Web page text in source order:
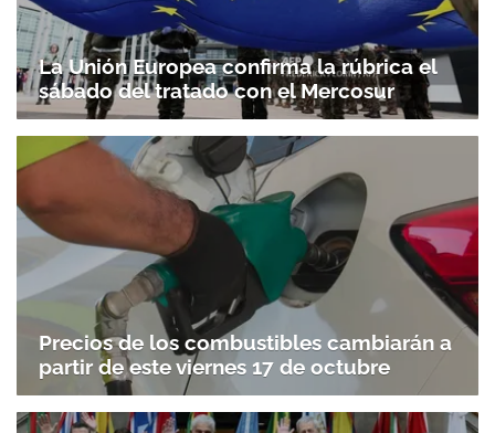
La Unión Europea confirma la rúbrica el
sábado del tratado con el Mercosur
Precios de los combustibles cambiarán a
partir de este viernes 17 de octubre